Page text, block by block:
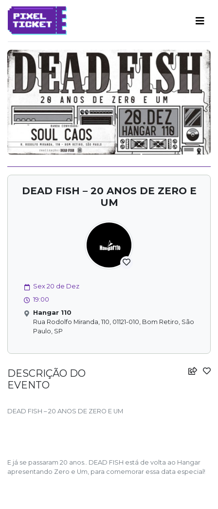
DEAD FISH – 20 ANOS DE ZERO E
UM
Sex 20 de Dez
19:00
Hangar 110
Rua Rodolfo Miranda, 110, 01121-010, Bom Retiro, São
Paulo, SP
DESCRIÇÃO DO
EVENTO
DEAD FISH – 20 ANOS DE ZERO E UM
E já se passaram 20 anos.. DEAD FISH está de volta ao Hangar
apresentando Zero e Um, para comemorar essa data especial!